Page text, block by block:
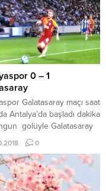
0 – 1
Galatasaray maçı saat
Antalya’da başladı dakika
golüyle Galatasaray
geçti maç devam ediyor.
dakikalara inanılmaz bir
sahne olan maç
galibiyetiyle sona
en önemli anı
0